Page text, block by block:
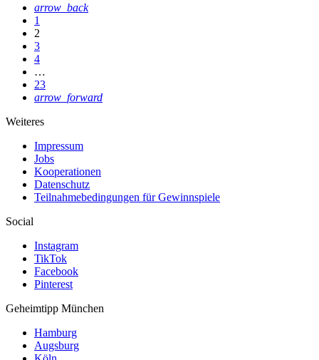
arrow_back
1
2
3
4
…
23
arrow_forward
Weiteres
Impressum
Jobs
Kooperationen
Datenschutz
Teilnahmebedingungen für Gewinnspiele
Social
Instagram
TikTok
Facebook
Pinterest
Geheimtipp München
Hamburg
Augsburg